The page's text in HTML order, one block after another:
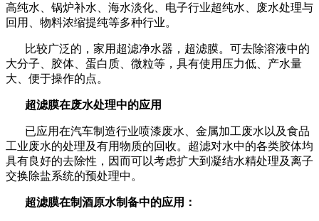
高纯水、锅炉补水、海水淡化、电子行业超纯水、废水处理与
回用、物料浓缩提纯等多种行业。
比较广泛的，家用超滤净水器，超滤膜。可去除溶液中的
大分子、胶体、蛋白质、微粒等，具有使用压力低、产水量
大、便于操作的点。
超滤膜在废水处理中的应用
已应用在汽车制造行业喷漆废水、金属加工废水以及食品
工业废水的处理及有用物质的回收。超滤对水中的各类胶体均
具有良好的去除性，因而可以考虑扩大到凝结水精处理及离子
交换除盐系统的预处理中。
超滤膜在制酒原水制备中的应用：